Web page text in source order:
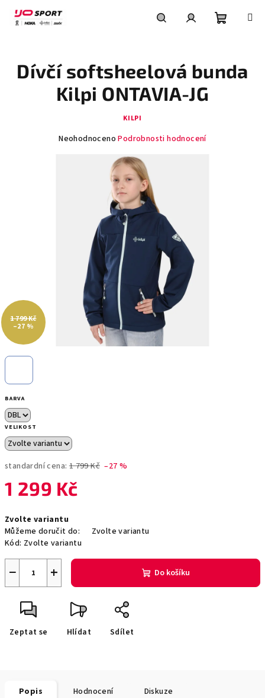
obsah
košík
BARVA
VELIKOST
standardní cena: 1 799 Kč –27 %
1 299 Kč
cena:
Zvolte variantu
Můžeme doručit do:
Zvolte variantu
Kód: Zvolte variantu
+
− Do košíku
Zeptat se Hlídat Sdílet
Dívčí softsheelová bunda
Kilpi ONTAVIA-JG
KILPI
Průměrné
hvězdiček.
Neohodnoceno Podrobnosti hodnocení
1 799 Kč
–27 %
Popis Hodnocení Diskuze